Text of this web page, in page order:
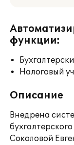
функции:
Налоговый
Описание
Внедрена
Соколовой